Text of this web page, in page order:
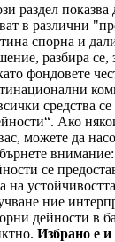
раздел показва
в различни
спорна и
разбира се,
фондовете
средства се
Ако
можете да
се
на
ние
дейности в
Избрано е